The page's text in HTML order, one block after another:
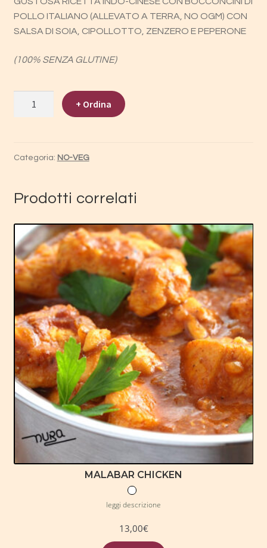
POLLO ITALIANO (ALLEVATO A TERRA, NO OGM) CON
SALSA DI SOIA, CIPOLLOTTO, ZENZERO E PEPERONE
(100% SENZA GLUTINE)
+ Ordina
Categoria: NO-VEG
Prodotti correlati
MALABAR CHICKEN
leggi descrizione
13,00€